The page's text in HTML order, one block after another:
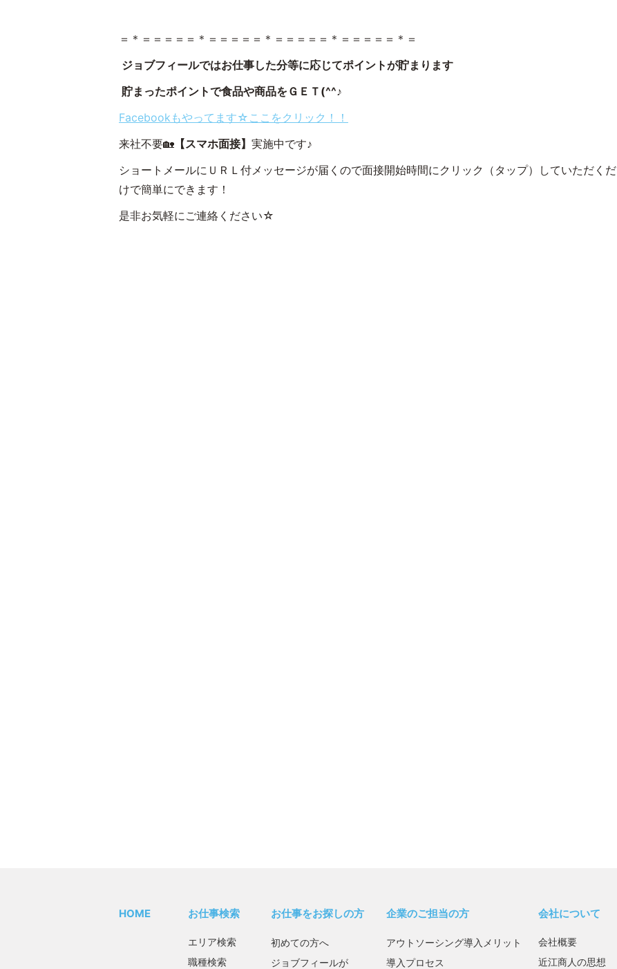
＝＊＝＝＝＝＝＊＝＝＝＝＝＊＝＝＝＝＝＊＝＝＝＝＝＊＝
ジョブフィールではお仕事した分等に応じてポイントが貯まります
貯まったポイントで食品や商品をＧＥＴ(^^♪
Facebookもやってます☆ここをクリック！！
来社不要🏡 【スマホ面接】 実施中です♪
ショートメールにＵＲＬ付メッセージが届くので面接開始時間にクリック（タップ）していただくだ
けで簡単にできます！
是非お気軽にご連絡ください☆
HOME お仕事検索
エリア検索
職種検索
お仕事をお探しの方
初めての方へ
ジョブフィールが
企業のご担当の方
アウトソーシング導入メリット
導入プロセス
会社について
会社概要
近江商人の思想